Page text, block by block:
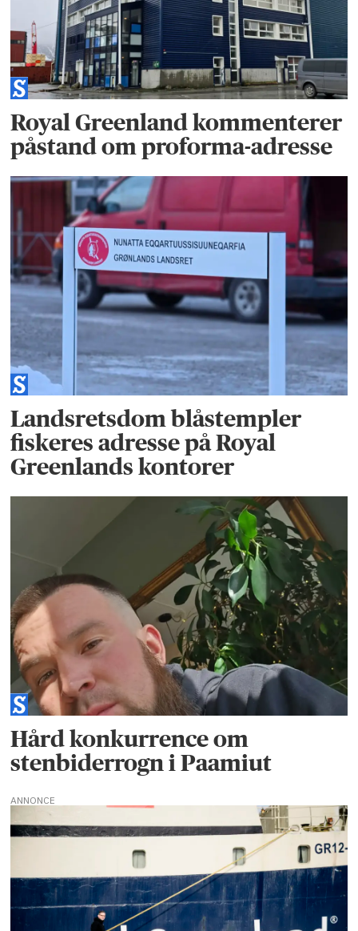
Royal Greenland kommenterer
påstand om proforma-adresse
Landsretsdom blåstempler
fiskeres adresse på Royal
Greenlands kontorer
Hård konkurrence om
stenbiderrogn i Paamiut
ANNONCE